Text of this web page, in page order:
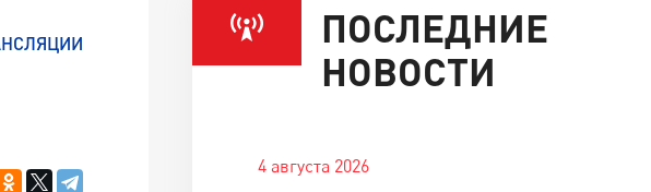
ПОСЛЕДНИЕ
НОВОСТИ
4 августа 2026